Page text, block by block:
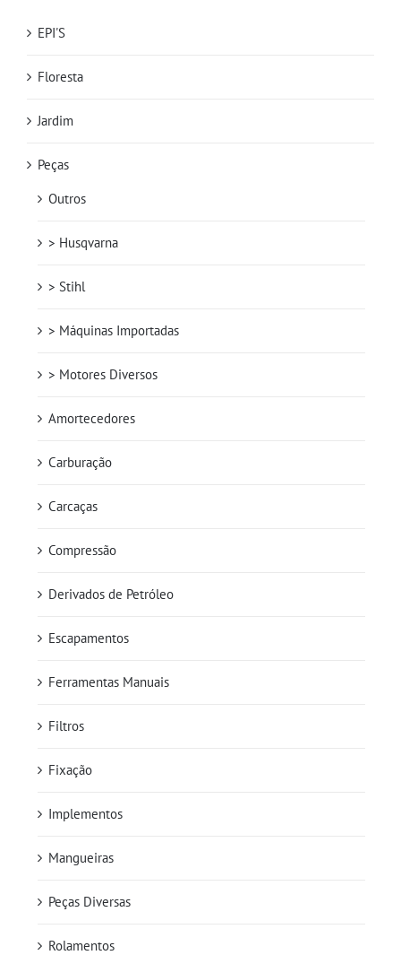
EPI'S
Floresta
Jardim
Peças
Outros
> Husqvarna
> Stihl
> Máquinas Importadas
> Motores Diversos
Amortecedores
Carburação
Carcaças
Compressão
Derivados de Petróleo
Escapamentos
Ferramentas Manuais
Filtros
Fixação
Implementos
Mangueiras
Peças Diversas
Rolamentos